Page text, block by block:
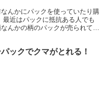
んかにパックを使っていたり購
近はパックに抵抗ある人でも
んかの柄のパックが売られてい
ックでクマがとれる！